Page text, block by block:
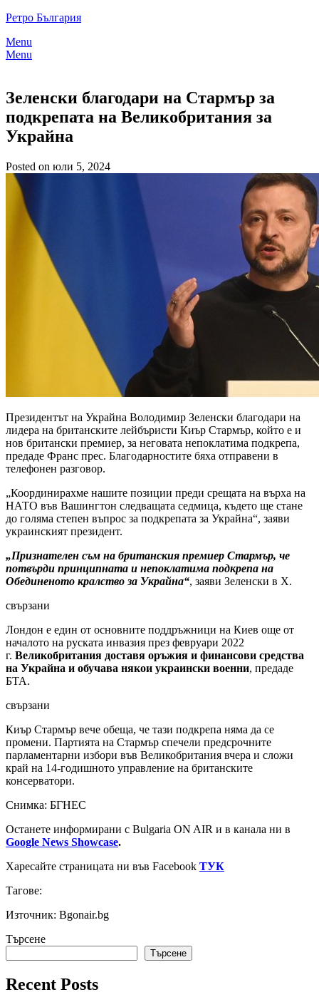
Skip
content
Ретро България
Menu
Menu
Зеленски благодари на Стармър за
подкрепата на Великобритания за
Украйна
Posted on юли 5, 2024
Президентът на Украйна Володимир Зеленски благодари на
лидера на британските лейбъристи Киър Стармър, който е и
нов британски премиер, за неговата непоклатима подкрепа,
предаде Франс прес. Благодарностите бяха отправени в
телефонен разговор.
„Координирахме нашите позиции преди срещата на върха на
НАТО във Вашингтон следващата седмица, където ще стане
до голяма степен въпрос за подкрепата за Украйна“, заяви
украинският президент.
„Признателен съм на британския премиер Стармър, че
потвърди принципната и непоклатима подкрепа на
Обединеното кралство за Украйна“, заяви Зеленски в X.
свързани
Лондон е един от основните поддръжници на Киев още от
началото на руската инвазия през февруари 2022
г. Великобритания доставя оръжия и финансови средства
на Украйна и обучава някои украински военни, предаде
БТА.
свързани
Киър Стармър вече обеща, че тази подкрепа няма да се
промени. Партията на Стармър спечели предсрочните
парламентарни избори във Великобритания вчера и сложи
край на 14-годишното управление на британските
консерватори.
Снимка: БГНЕС
Останете информирани с Bulgaria ON AIR и в канала ни в
Google News Showcase.
Харесайте страницата ни във Facebook ТУК
Тагове:
Източник: Bgonair.bg
Търсене
Търсене
Recent Posts